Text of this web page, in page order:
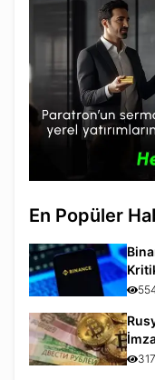
En Popüler
317